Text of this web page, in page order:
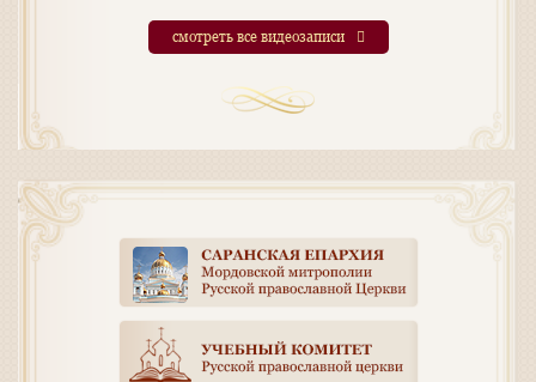
смотреть все видеозаписи